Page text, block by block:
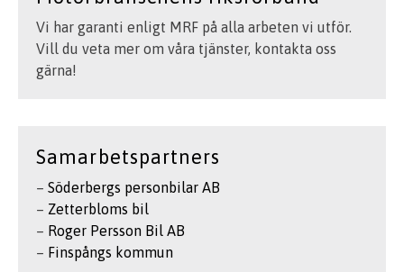
Vi har garanti enligt MRF på alla arbeten vi utför.
Vill du veta mer om våra tjänster, kontakta oss
gärna!
Samarbetspartners
–Söderbergs personbilar AB
– Zetterbloms bil
– Roger Persson Bil AB
– Finspångs kommun